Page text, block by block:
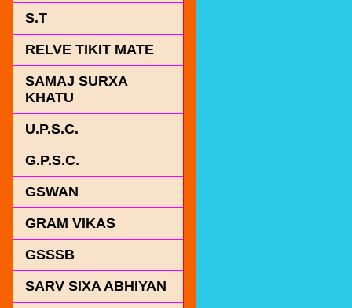
S.T
RELVE TIKIT MATE
SAMAJ SURXA
KHATU
U.P.S.C.
G.P.S.C.
GSWAN
GRAM VIKAS
GSSSB
SARV SIXA ABHIYAN